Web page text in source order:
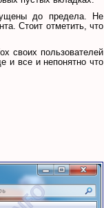
до предела. Не
Стоит отметить, что
своих пользователей
и все и непонятно что